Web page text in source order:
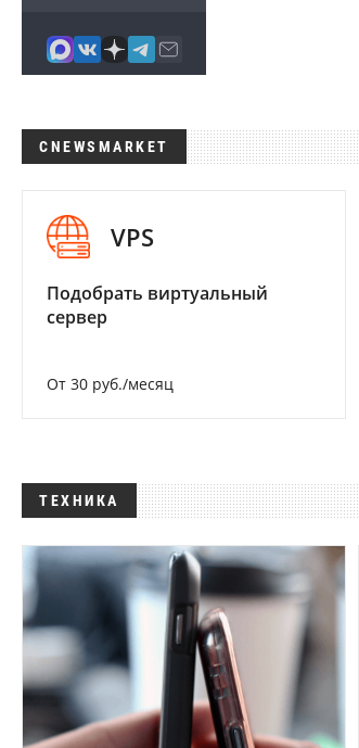
CNEWSMARKET
VPS
Подобрать виртуальный
сервер
От 30 руб./месяц
ТЕХНИКА